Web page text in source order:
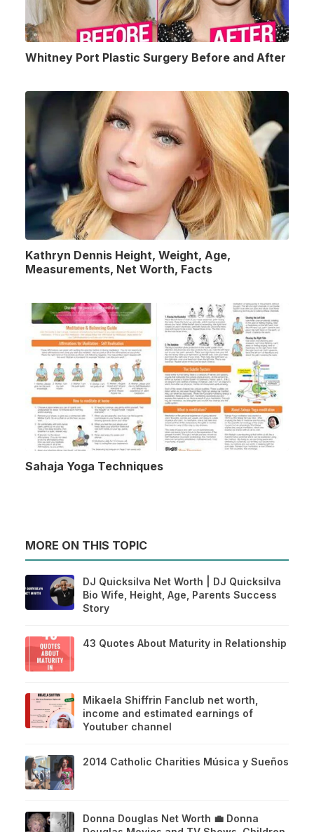
Whitney Port Plastic Surgery Before and After
Kathryn Dennis Height, Weight, Age,
Measurements, Net Worth, Facts
Sahaja Yoga Techniques
MORE ON THIS TOPIC
DJ Quicksilva Net Worth | DJ Quicksilva
Bio Wife, Height, Age, Parents Success
Story
43 Quotes About Maturity in Relationship
Mikaela Shiffrin Fanclub net worth,
income and estimated earnings of
Youtuber channel
2014 Catholic Charities Música y Sueños
Donna Douglas Net Worth 💼 Donna